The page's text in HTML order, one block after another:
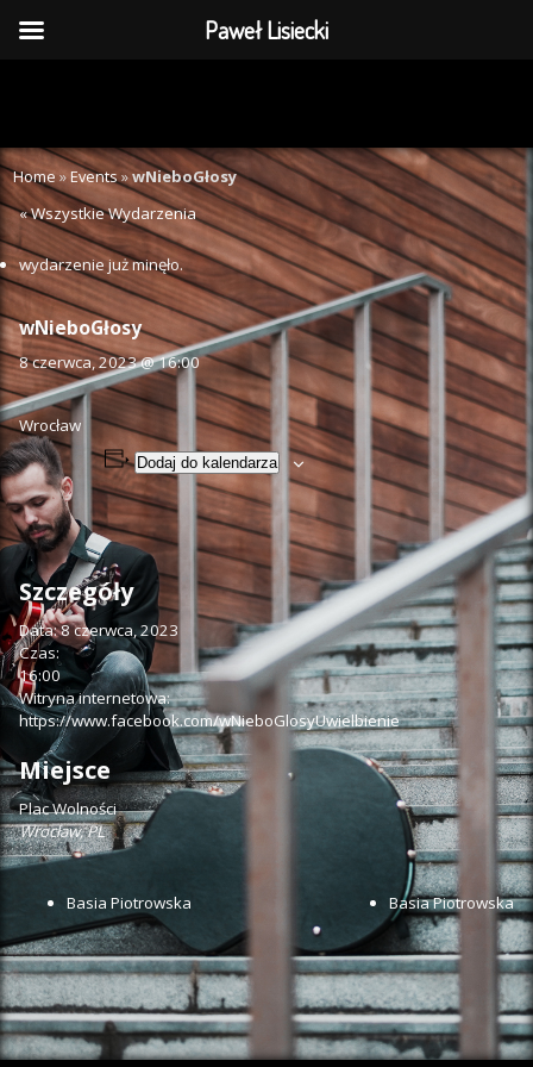
Home»Events»wNieboGłosy
« Wszystkie Wydarzenia
wydarzenie już minęło.
wNieboGłosy
8 czerwca, 2023 @ 16:00
Wrocław
Dodaj do kalendarza
Szczegóły
Data:8 czerwca, 2023
Czas:
16:00
Witryna internetowa:
https://www.facebook.com/wNieboGlosyUwielbienie
Miejsce
Plac Wolności
Wrocław,PL
Basia Piotrowska Basia Piotrowska
Paweł Lisiecki